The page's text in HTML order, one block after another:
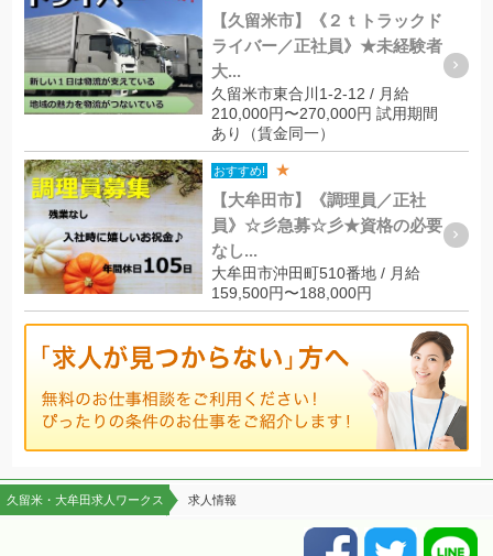
【久留米市】《２ｔトラックド
ライバー／正社員》★未経験者
大...
久留米市東合川1-2-12 / 月給
210,000円〜270,000円 試用期間
あり（賃金同一）
おすすめ! ★
【大牟田市】《調理員／正社
員》☆彡急募☆彡★資格の必要
なし...
大牟田市沖田町510番地 / 月給
159,500円〜188,000円
久留米・大牟田求人ワークス 求人情報